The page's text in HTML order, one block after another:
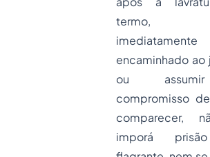
termo,
imediatamente
encaminhado ao
ou
compromisso
comparecer,
imporá